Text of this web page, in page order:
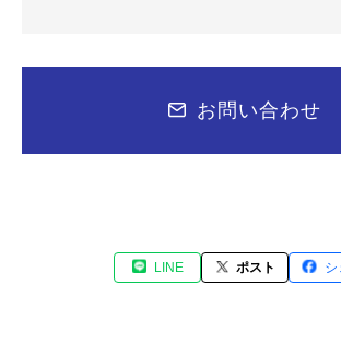
お問い合わせ
LINE ポスト シ